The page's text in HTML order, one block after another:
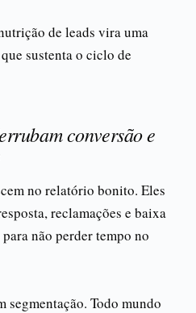
de leads vira uma
sustenta o ciclo de
conversão e
no relatório bonito. Eles
reclamações e baixa
não perder tempo no
segmentação. Todo mundo